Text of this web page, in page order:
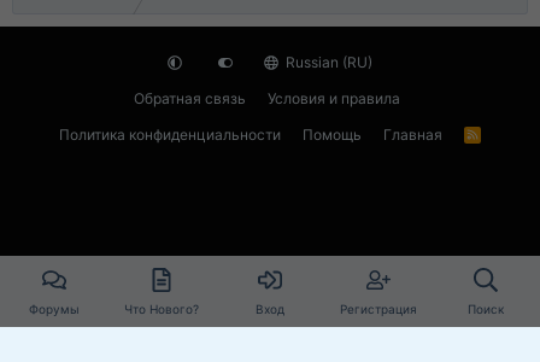
Russian (RU)
Обратная связь
Условия и правила
Политика конфиденциальности
Помощь Главная
R
Форумы Что Нового? Вход Регистрация Поиск